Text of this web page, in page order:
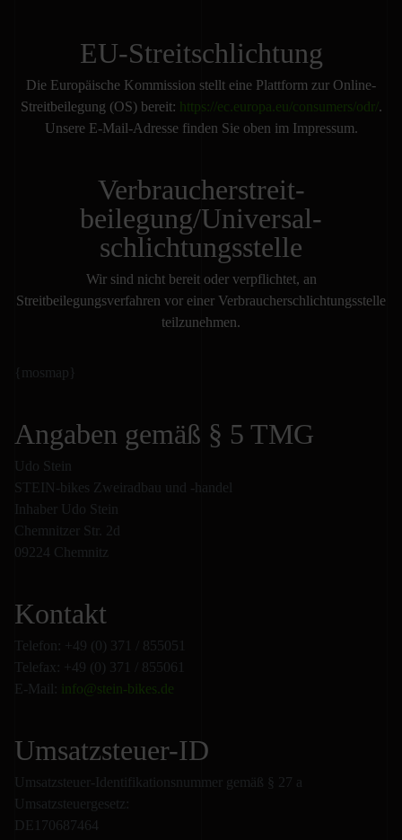
EU-Streitschlichtung
Die Europäische Kommission stellt eine Plattform zur Online-
Streitbeilegung (OS) bereit: https://ec.europa.eu/consumers/odr/.
Unsere E-Mail-Adresse finden Sie oben im Impressum.
Verbraucher­streit­
beilegung/Universal­
schlichtungs­stelle
Wir sind nicht bereit oder verpflichtet, an
Streitbeilegungsverfahren vor einer Verbraucherschlichtungsstelle
teilzunehmen.
{mosmap}
Angaben gemäß § 5 TMG
Udo Stein
STEIN-bikes Zweiradbau und -handel
Inhaber Udo Stein
Chemnitzer Str. 2d
09224 Chemnitz
Kontakt
Telefon: +49 (0) 371 / 855051
Telefax: +49 (0) 371 / 855061
E-Mail: info@stein-bikes.de
Umsatzsteuer-ID
Umsatzsteuer-Identifikationsnummer gemäß § 27 a
Umsatzsteuergesetz:
DE170687464